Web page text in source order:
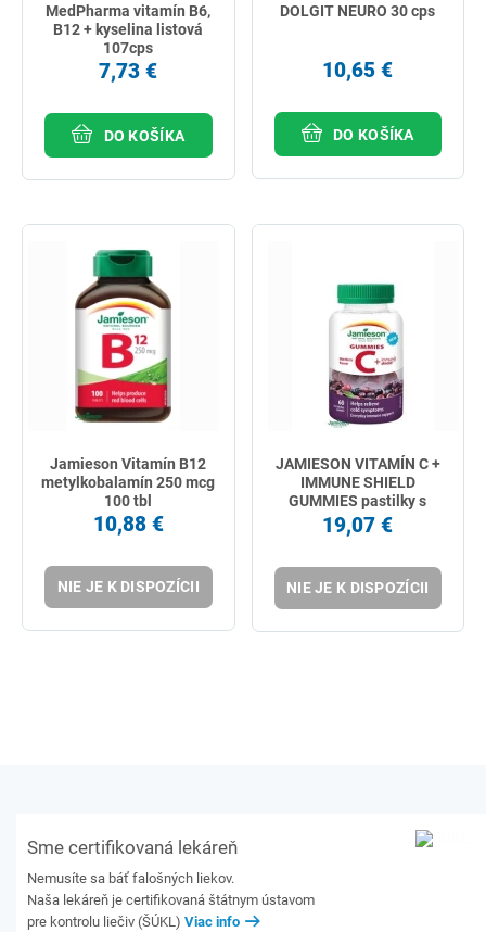
MedPharma vitamín B6,
B12 + kyselina listová
107cps
7,73 €
DO KOŠÍKA
DOLGIT NEURO 30 cps
10,65 €
DO KOŠÍKA
Jamieson Vitamín B12
metylkobalamín 250 mcg
100 tbl
10,88 €
NIE JE K DISPOZÍCII
JAMIESON VITAMÍN C +
IMMUNE SHIELD
GUMMIES pastilky s
príchuťou bazy 60 ks
19,07 €
NIE JE K DISPOZÍCII
Sme certifikovaná lekáreň
Nemusíte sa báť falošných liekov.
Naša lekáreň je certifikovaná štátnym ústavom
pre kontrolu liečiv (ŠÚKL) Viac info